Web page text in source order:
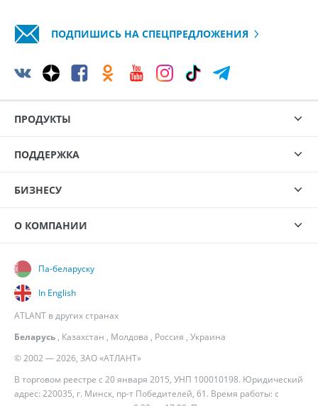
ПОДПИШИСЬ НА СПЕЦПРЕДЛОЖЕНИЯ
ПРОДУКТЫ
ПОДДЕРЖКА
БИЗНЕСУ
О КОМПАНИИ
© 2002 — 2026, ЗАО «АТЛАНТ»
В торговом реестре с 20 января 2015, УНП 100010198. Юридический
адрес: 220035, г. Минск, пр-т Победителей, 61. Время работы: с
Па-беларуску
In English
ATLANT в других странах
Беларусь , Казахстан , Молдова , Россия , Украина